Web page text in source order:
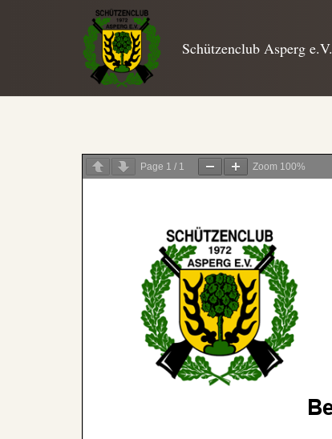
Schützenclub Asperg e.V.
Page 1 / 1 Zoom 100%